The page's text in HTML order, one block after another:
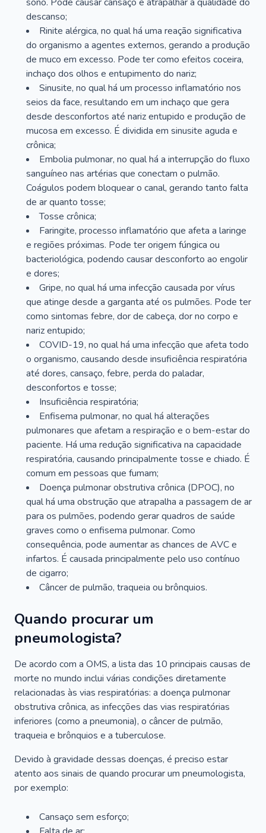
descanso;
Rinite alérgica, no qual há uma reação significativa
do organismo a agentes externos, gerando a produção
de muco em excesso. Pode ter como efeitos coceira,
inchaço dos olhos e entupimento do nariz;
Sinusite, no qual há um processo inflamatório nos
seios da face, resultando em um inchaço que gera
desde desconfortos até nariz entupido e produção de
mucosa em excesso. É dividida em sinusite aguda e
crônica;
Embolia pulmonar, no qual há a interrupção do fluxo
sanguíneo nas artérias que conectam o pulmão.
Coágulos podem bloquear o canal, gerando tanto falta
de ar quanto tosse;
Tosse crônica;
Faringite, processo inflamatório que afeta a laringe
e regiões próximas. Pode ter origem fúngica ou
bacteriológica, podendo causar desconforto ao engolir
e dores;
Gripe, no qual há uma infecção causada por vírus
que atinge desde a garganta até os pulmões. Pode ter
como sintomas febre, dor de cabeça, dor no corpo e
nariz entupido;
COVID-19, no qual há uma infecção que afeta todo
o organismo, causando desde insuficiência respiratória
até dores, cansaço, febre, perda do paladar,
desconfortos e tosse;
Insuficiência respiratória;
Enfisema pulmonar, no qual há alterações
pulmonares que afetam a respiração e o bem-estar do
paciente. Há uma redução significativa na capacidade
respiratória, causando principalmente tosse e chiado. É
comum em pessoas que fumam;
Doença pulmonar obstrutiva crônica (DPOC), no
qual há uma obstrução que atrapalha a passagem de ar
para os pulmões, podendo gerar quadros de saúde
graves como o enfisema pulmonar. Como
consequência, pode aumentar as chances de AVC e
infartos. É causada principalmente pelo uso contínuo
de cigarro;
Câncer de pulmão, traqueia ou brônquios.
Quando procurar um
pneumologista?
De acordo com a OMS, a lista das 10 principais causas de
morte no mundo inclui várias condições diretamente
relacionadas às vias respiratórias: a doença pulmonar
obstrutiva crônica, as infecções das vias respiratórias
inferiores (como a pneumonia), o câncer de pulmão,
traqueia e brônquios e a tuberculose.
Devido à gravidade dessas doenças, é preciso estar
atento aos sinais de quando procurar um pneumologista,
por exemplo:
Cansaço sem esforço;